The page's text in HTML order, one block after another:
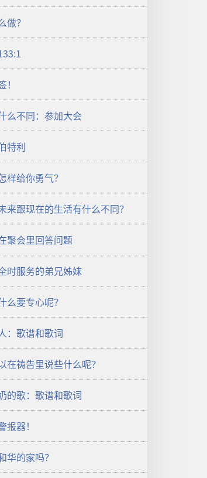
做？
么不同：参加大会
特利
样给你勇气？
来跟现在的生活有什么不同？
聚会里回答问题
时服务的弟兄姊妹
么要专心呢？
：歌谱和歌词
在祷告里说些什么呢？
的歌：歌谱和歌词
报器！
华的家吗？